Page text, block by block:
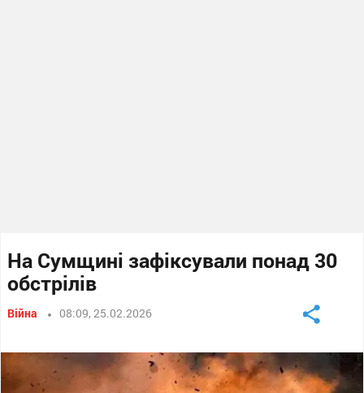
На Сумщині зафіксували понад 30
обстрілів
Війна 08:09, 25.02.2026